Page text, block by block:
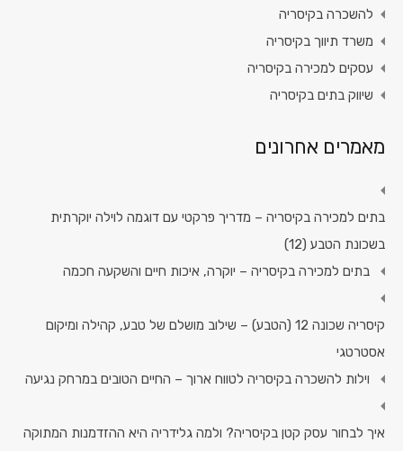
להשכרה בקיסריה
משרד תיווך בקיסריה
עסקים למכירה בקיסריה
שיווק בתים בקיסריה
מאמרים אחרונים
בתים למכירה בקיסריה – מדריך פרקטי עם דוגמה לוילה יוקרתית
בשכונת הטבע (12)
בתים למכירה בקיסריה – יוקרה, איכות חיים והשקעה חכמה
קיסריה שכונה 12 (הטבע) – שילוב מושלם של טבע, קהילה ומיקום
אסטרטגי
וילות להשכרה בקיסריה לטווח ארוך – החיים הטובים במרחק נגיעה
איך לבחור עסק קטן בקיסריה? ולמה גלידריה היא ההזדמנות המתוקה